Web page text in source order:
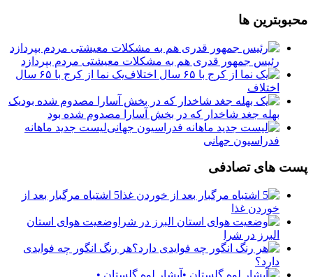
محبوبترین ها
رئیس جمهور قدری هم به مشکلات معیشتی مردم بپردازد
یک نما از کرج با ۶۵ سال
اختلاف
یک
بهله جغد شاخدار که در بخش آسارا مصدوم شده بود
لیست جدید ماهانه
فدراسیون جهانی
پست های تصادفی
5 اشتباه مرگبار بعد از
خوردن غذا
وضعیت هوای استان
البرز در شرا
هر رنگ انگور چه فوایدی
دارد؟
آبشار لوه گلستان •